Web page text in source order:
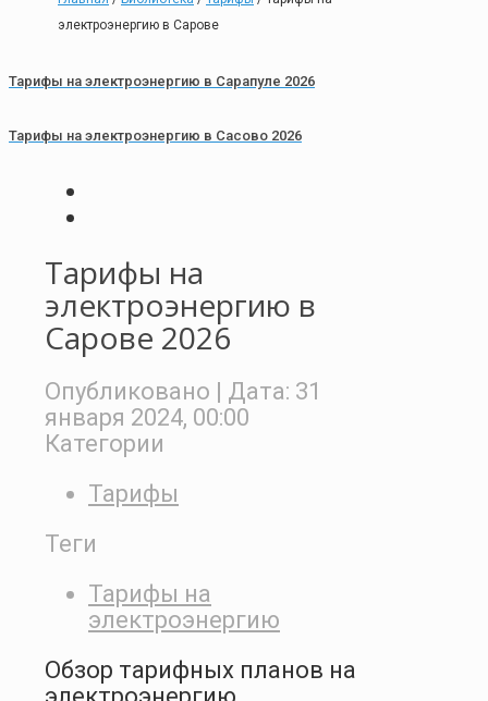
электроэнергию в Сарове
Тарифы на электроэнергию в Сарапуле 2026
Тарифы на электроэнергию в Сасово 2026
Тарифы на
электроэнергию в
Сарове 2026
Опубликовано | Дата: 31
января 2024, 00:00
Категории
Тарифы
Теги
Тарифы на
электроэнергию
Обзор тарифных планов на